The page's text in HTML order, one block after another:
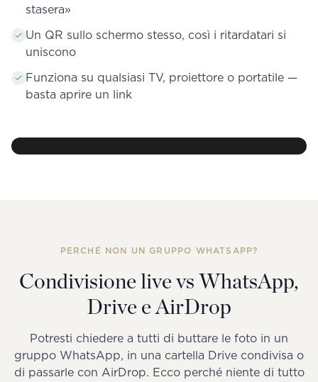
stasera»
Un QR sullo schermo stesso, così i ritardatari si
uniscono
Funziona su qualsiasi TV, proiettore o portatile —
basta aprire un link
PERCHÉ NON UN GRUPPO WHATSAPP?
Condivisione live vs WhatsApp,
Drive e AirDrop
Potresti chiedere a tutti di buttare le foto in un
gruppo WhatsApp, in una cartella Drive condivisa o
di passarle con AirDrop. Ecco perché niente di tutto